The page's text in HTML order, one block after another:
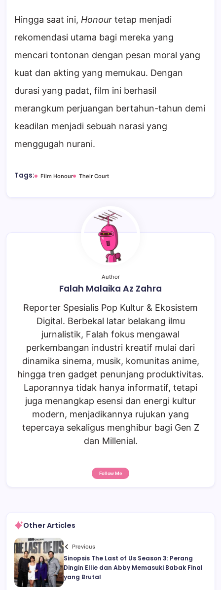
Hingga saat ini, Honour tetap menjadi
rekomendasi utama bagi mereka yang
mencari tontonan dengan pesan moral yang
kuat dan akting yang memukau. Dengan
durasi yang padat, film ini berhasil
merangkum perjuangan bertahun-tahun demi
keadilan menjadi sebuah narasi yang
menggugah nurani.
Tags: Film Honour Their Court
Author
Falah Malaika Az Zahra
Reporter Spesialis Pop Kultur & Ekosistem
Digital. Berbekal latar belakang ilmu
jurnalistik, Falah fokus mengawal
perkembangan industri kreatif mulai dari
dinamika sinema, musik, komunitas anime,
hingga tren gadget penunjang produktivitas.
Laporannya tidak hanya informatif, tetapi
juga menangkap esensi dan energi kultur
modern, menjadikannya rujukan yang
tepercaya sekaligus menghibur bagi Gen Z
dan Millenial.
Follow Me
Other Articles
Previous
Sinopsis The Last of Us Season 3: Perang
Dingin Ellie dan Abby Memasuki Babak Final
yang Brutal